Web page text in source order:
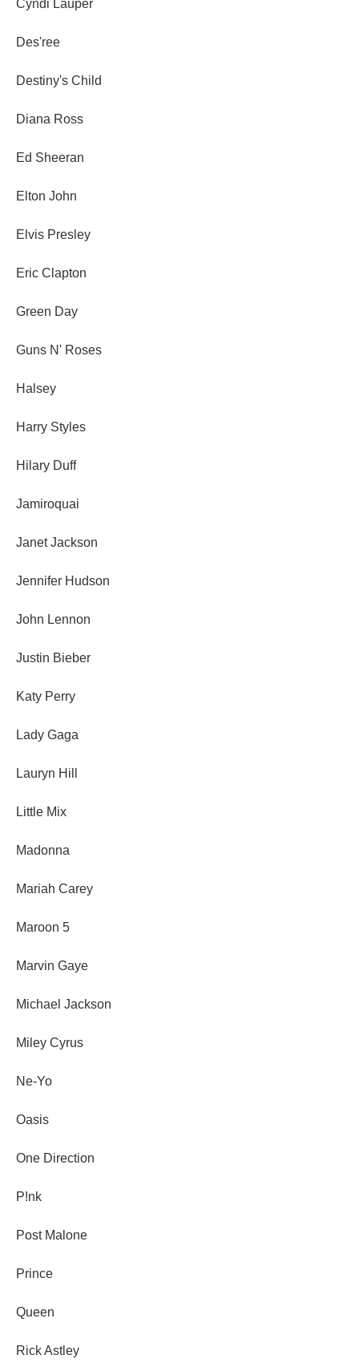
Cyndi Lauper
Des'ree
Destiny's Child
Diana Ross
Ed Sheeran
Elton John
Elvis Presley
Eric Clapton
Green Day
Guns N' Roses
Halsey
Harry Styles
Hilary Duff
Jamiroquai
Janet Jackson
Jennifer Hudson
John Lennon
Justin Bieber
Katy Perry
Lady Gaga
Lauryn Hill
Little Mix
Madonna
Mariah Carey
Maroon 5
Marvin Gaye
Michael Jackson
Miley Cyrus
Ne-Yo
Oasis
One Direction
P!nk
Post Malone
Prince
Queen
Rick Astley